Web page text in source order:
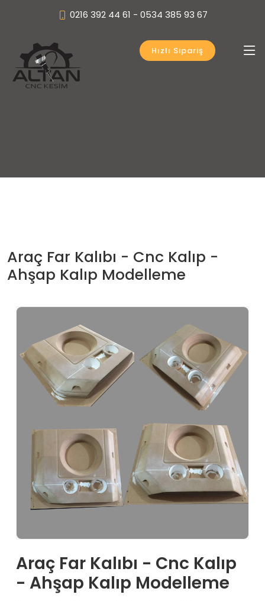
0216 392 44 61 - 0534 385 93 67
Hızlı Sipariş
Araç Far Kalıbı - Cnc Kalıp -
Ahşap Kalıp Modelleme
Araç Far Kalıbı - Cnc Kalıp
- Ahşap Kalıp Modelleme